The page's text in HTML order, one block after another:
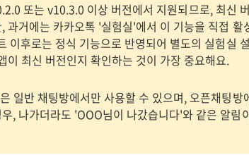
또는 v10.3.0 이상 버전에서 지원되므로, 최신
과거에는 카카오톡 '실험실'에서 이 기능을 직접 활
이후로는 정식 기능으로 반영되어 별도의 실험실
이 최신 버전인지 확인하는 것이 가장 중요해요.
일반 채팅방에서만 사용할 수 있으며, 오픈채팅방
, 나가더라도 'OOO님이 나갔습니다'와 같은 알림